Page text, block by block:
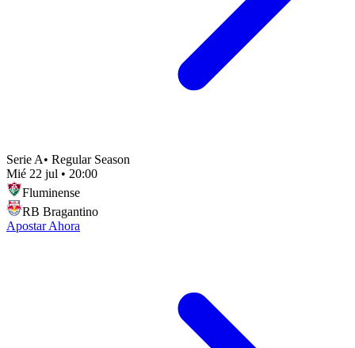
Serie A• Regular Season
Mié 22 jul • 20:00
Fluminense
RB Bragantino
Apostar Ahora